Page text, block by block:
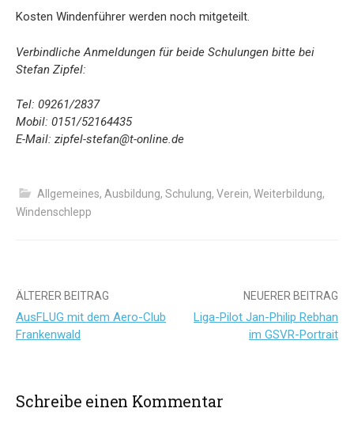
Kosten Windenführer werden noch mitgeteilt.
Verbindliche Anmeldungen für beide Schulungen bitte bei
Stefan Zipfel:
Tel: 09261/2837
Mobil: 0151/52164435
E-Mail: zipfel-stefan@t-online.de
Allgemeines, Ausbildung, Schulung, Verein, Weiterbildung,
Windenschlepp
Beitrags-
Navigation
ÄLTERER BEITRAG
AusFLUG mit dem Aero-Club
Frankenwald
NEUERER BEITRAG
Liga-Pilot Jan-Philip Rebhan
im GSVR-Portrait
Schreibe einen Kommentar